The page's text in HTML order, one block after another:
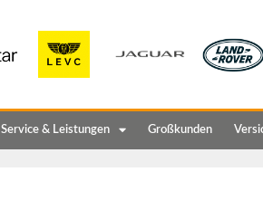
Service & Leistungen Großkunden